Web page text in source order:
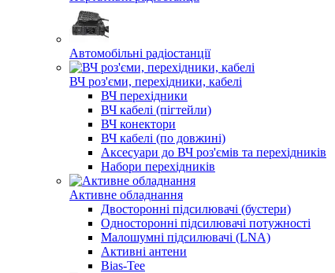
Автомобільні радіостанції
ВЧ роз'єми, перехідники, кабелі
ВЧ перехідники
ВЧ кабелі (пігтейли)
ВЧ конектори
ВЧ кабелі (по довжині)
Аксесуари до ВЧ роз'ємів та перехідників
Набори перехідників
Активне обладнання
Двосторонні підсилювачі (бустери)
Односторонні підсилювачі потужності
Малошумні підсилювачі (LNA)
Активні антени
Bias-Tee